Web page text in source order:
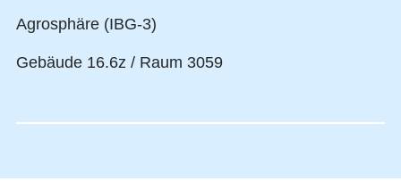
Agrosphäre (IBG-3)
Gebäude 16.6z / Raum 3059